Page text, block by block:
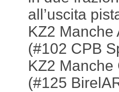
all’uscita
KZ2 Manche
(#102 CPB
KZ2 Manche
(#125